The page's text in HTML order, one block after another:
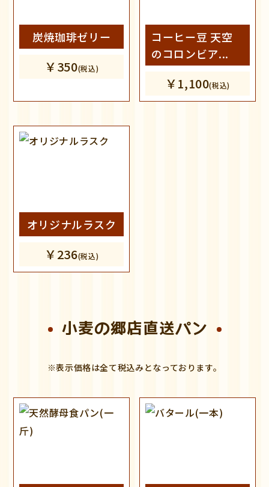
炭焼珈琲ゼリー
￥350(税込)
コーヒー豆 天空
のコロンビア...
￥1,100(税込)
オリジナルラスク
￥236(税込)
小麦の郷店直送パン